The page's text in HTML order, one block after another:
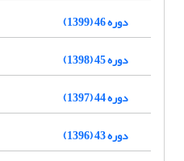
دوره 46 (1399)
دوره 45 (1398)
دوره 44 (1397)
دوره 43 (1396)